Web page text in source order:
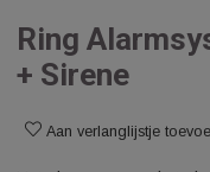
Ring
+ Sirene